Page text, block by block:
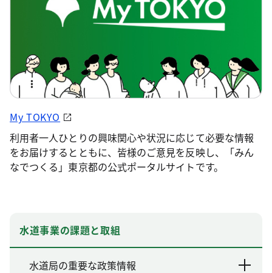
My TOKYO
利用者一人ひとりの興味関心や状況に応じて必要な情報
をお届けするとともに、皆様のご意見を反映し、「みん
なでつくる」東京都の公式ポータルサイトです。
水道事業の課題と取組
水道局の重要な政策情報